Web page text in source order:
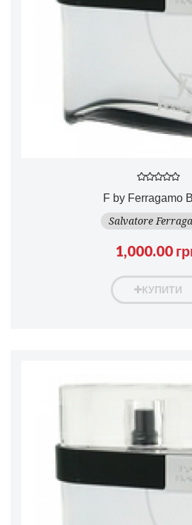
F by Ferragamo
Salvatore
1,000.00
КУПИТИ